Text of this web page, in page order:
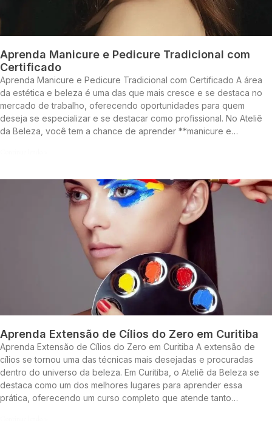
Aprenda Manicure e Pedicure Tradicional com
Certificado
Aprenda Manicure e Pedicure Tradicional com Certificado A área
da estética e beleza é uma das que mais cresce e se destaca no
mercado de trabalho, oferecendo oportunidades para quem
deseja se especializar e se destacar como profissional. No Ateliê
da Beleza, você tem a chance de aprender **manicure e…
Aprenda Extensão de Cílios do Zero em Curitiba
Aprenda Extensão de Cílios do Zero em Curitiba A extensão de
cílios se tornou uma das técnicas mais desejadas e procuradas
dentro do universo da beleza. Em Curitiba, o Ateliê da Beleza se
destaca como um dos melhores lugares para aprender essa
prática, oferecendo um curso completo que atende tanto…